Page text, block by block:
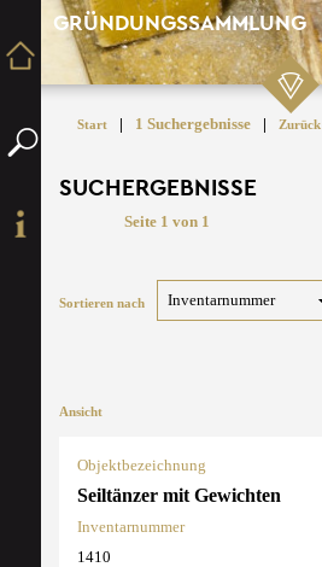
GRÜNDUNGSSAMMLUNG
Start | 1 Suchergebnisse | Zurück
SUCHERGEBNISSE
Seite 1 von 1
Sortieren nach
Ansicht
Objektbezeichnung
Seiltänzer mit Gewichten
Inventarnummer
1410